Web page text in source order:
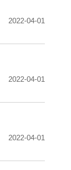
2022-04-01
2022-04-01
2022-04-01